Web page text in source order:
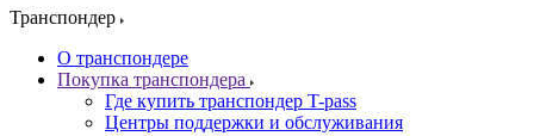
Транспондер
О транспондере
Покупка транспондера
Где купить транспондер T-pass
Центры поддержки и обслуживания